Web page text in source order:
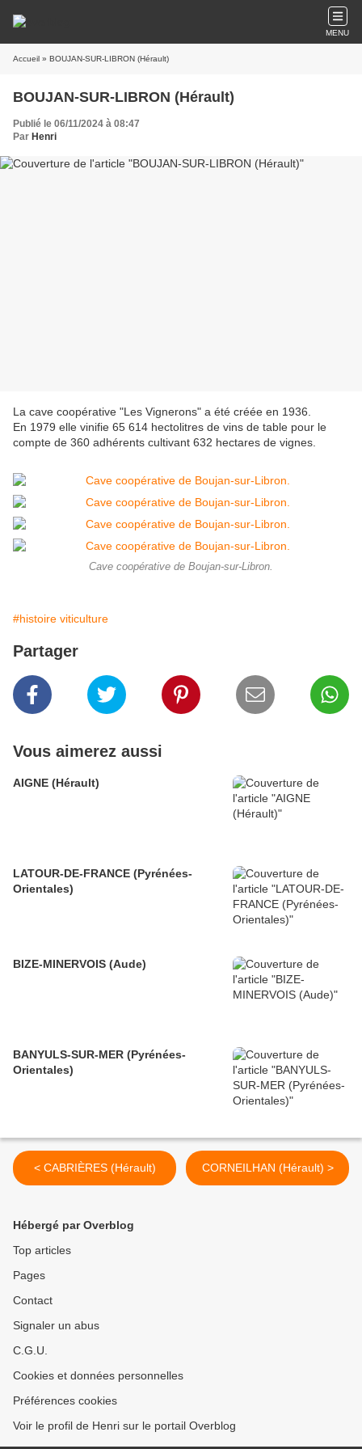
MENU
Accueil » BOUJAN-SUR-LIBRON (Hérault)
BOUJAN-SUR-LIBRON (Hérault)
Publié le 06/11/2024 à 08:47
Par Henri
La cave coopérative "Les Vignerons" a été créée en 1936.
En 1979 elle vinifie 65 614 hectolitres de vins de table pour le
compte de 360 adhérents cultivant 632 hectares de vignes.
Cave coopérative de Boujan-sur-Libron.
#histoire viticulture
Partager
Vous aimerez aussi
AIGNE (Hérault)
LATOUR-DE-FRANCE (Pyrénées-
Orientales)
BIZE-MINERVOIS (Aude)
BANYULS-SUR-MER (Pyrénées-
Orientales)
< CABRIÈRES (Hérault) CORNEILHAN (Hérault) >
Hébergé par Overblog
Top articles
Pages
Contact
Signaler un abus
C.G.U.
Cookies et données personnelles
Préférences cookies
Voir le profil de Henri sur le portail Overblog